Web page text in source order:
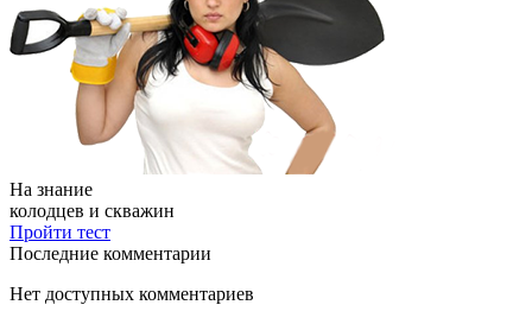
На знание
колодцев и скважин
Пройти тест
Последние комментарии
Нет доступных комментариев